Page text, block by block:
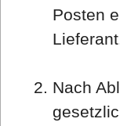
Posten
Nach